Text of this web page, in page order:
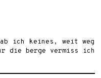
ich keines, weit weg
die berge vermiss ich